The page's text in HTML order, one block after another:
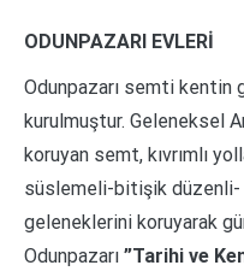
ODUNPAZARI EVLERİ
Odunpazarı semti kentin
kurulmuştur. Geleneksel
koruyan semt, kıvrımlı
süslemeli-bitişik düzenli-
geleneklerini koruyarak
Odunpazarı ”Tarihi ve